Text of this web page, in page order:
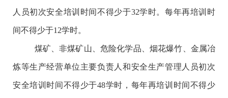
人员初次安全培训时间不得少于32学时。每年再培训时
间不得少于12学时。
煤矿、非煤矿山、危险化学品、烟花爆竹、金属冶
炼等生产经营单位主要负责人和安全生产管理人员初次
安全培训时间不得少于48学时，每年再培训时间不得少